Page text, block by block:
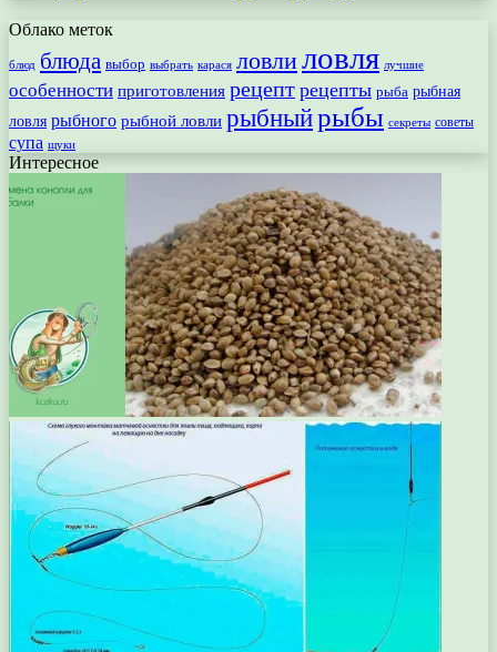
Облако меток
блюд блюда выбор выбрать карася ловлиловля лучшие
особенности приготовления рецепт рецепты рыба рыбная
ловля рыбного рыбной ловли рыбныйрыбы секреты советы
супа щуки
Интересное